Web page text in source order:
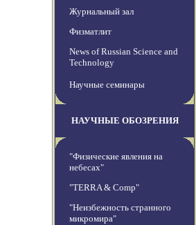
Журнальный зал
Физматлит
News of Russian Science and
Technology
Научные семинары
НАУЧНЫЕ ОБОЗРЕНИЯ
"Физические явления на
небесах"
"TERRA & Comp"
"Неизбежность странного
микромира"